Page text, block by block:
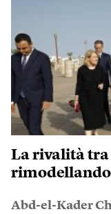
La rivalità tra
Abd-el-Kader